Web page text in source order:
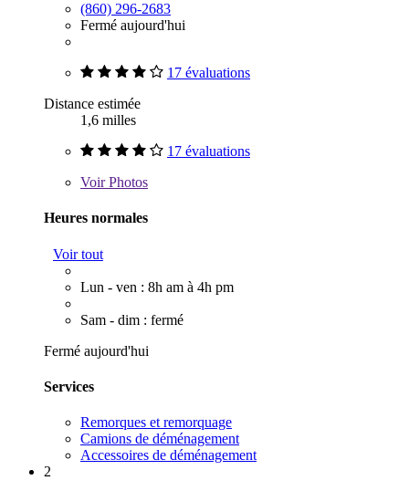
(860) 296-2683
Fermé aujourd'hui
17 évaluations
Distance estimée
1,6 milles
17 évaluations
VoirPhotos
Heures normales
Voir tout
Lun - ven : 8h am à 4h pm
Sam - dim : fermé
Fermé aujourd'hui
Services
Remorques et remorquage
Camions de déménagement
Accessoires de déménagement
2